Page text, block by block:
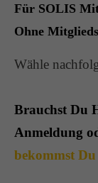
Für SOLIS
Ohne
Wähle
Brauchst Du
Anmeldung
bekommst